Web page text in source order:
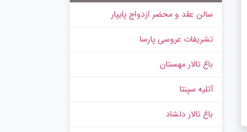
سالن عقد و محضر ازدواج پایپار
تشریفات عروسی پارسا
باغ تالار مهستان
آتلیه سپنتا
باغ تالار دلشاد